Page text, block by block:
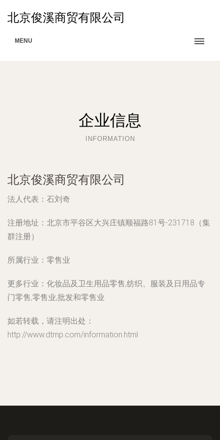
北京俊溪商贸有限公司
MENU
企业信息
INFORMATION
北京俊溪商贸有限公司
法人代表： 石刘奇
注册地址： 北京市平谷区大兴庄镇顺福路81号-231718（集
群注册）
所属行业： 零售业
更多行业： 化妆品及卫生用品零售,纺织、服装及日用品专
门零售,零售业,批发和零售业
如若转载，请注明出处：
http://www.dtrnp.com/information.html